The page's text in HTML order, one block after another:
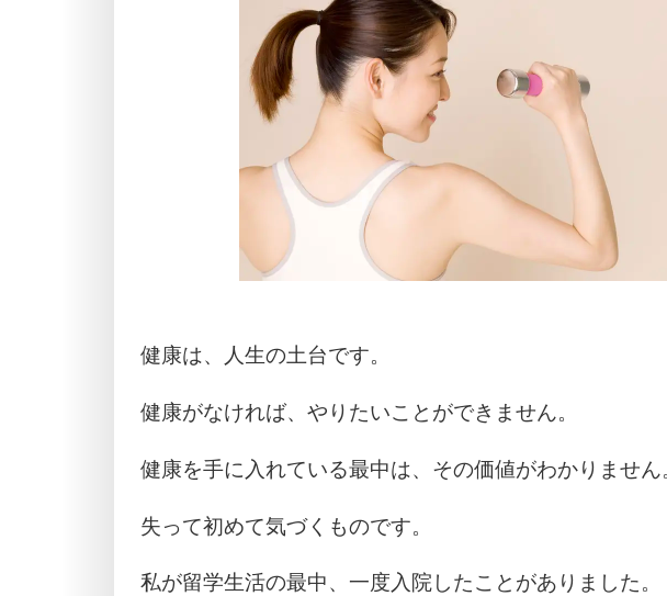
健康は、人生の土台です。
健康がなければ、やりたいことができません。
健康を手に入れている最中は、その価値がわかりません
失って初めて気づくものです。
私が留学生活の最中、一度入院したことがありました。